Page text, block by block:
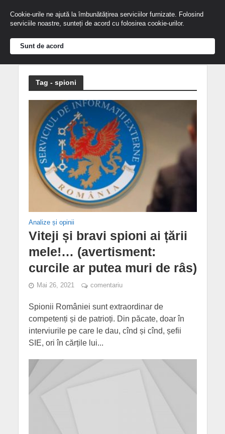
Tag - spioni
Analize și opinii
Viteji și bravi spioni ai țării
mele!… (avertisment:
curcile ar putea muri de râs)
Mai 26, 2021 comentariu
Spionii României sunt extraordinar de
competenți și de patrioți. Din păcate, doar în
interviurile pe care le dau, cînd și cînd, șefii
SIE, ori în cărțile lui...
Cookie-urile ne ajută la îmbunătățirea serviciilor furnizate. Folosind
serviciile noastre, sunteți de acord cu folosirea cookie-urilor.
Sunt de acord